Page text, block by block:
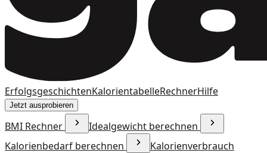
ErfolgsgeschichtenKalorientabelleRechnerHilfe
Jetzt ausprobieren
BMI Rechner
Idealgewicht berechnen
Kalorienbedarf berechnen
Kalorienverbrauch